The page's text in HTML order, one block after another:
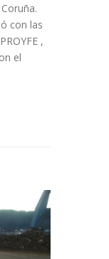
con las
,
el